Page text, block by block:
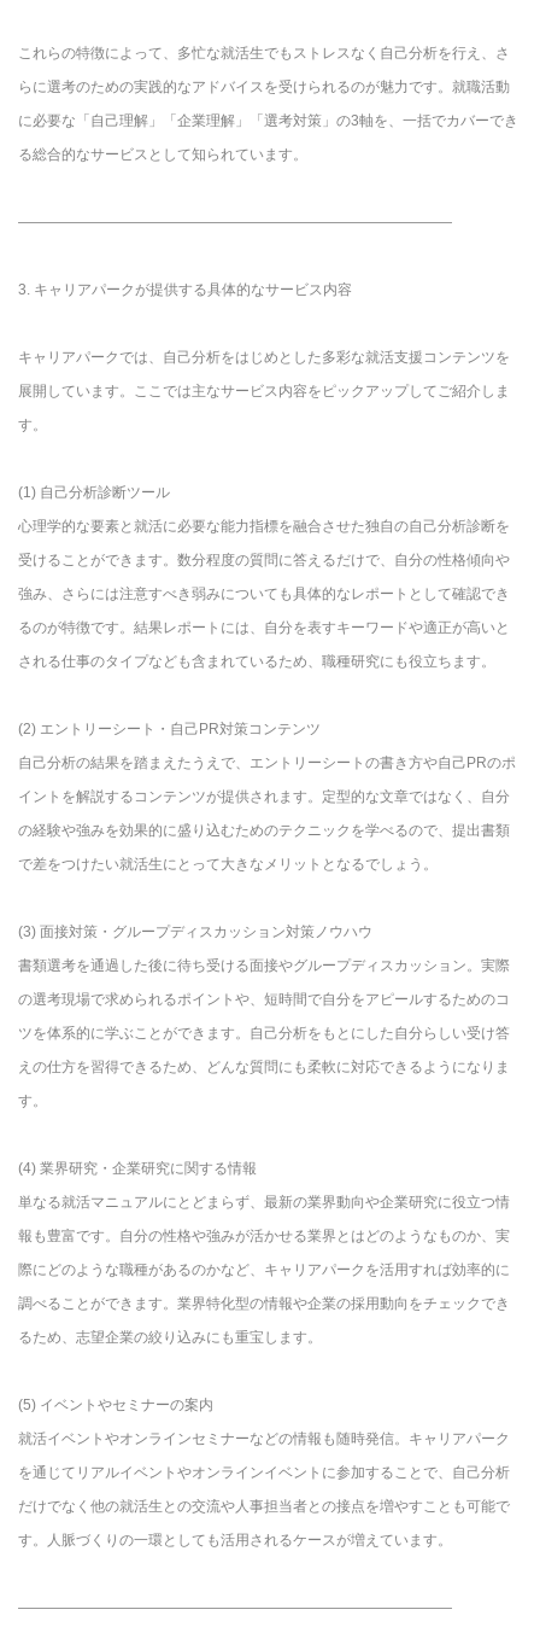
これらの特徴によって、多忙な就活生でもストレスなく自己分析を行え、さ
らに選考のための実践的なアドバイスを受けられるのが魅力です。就職活動
に必要な「自己理解」「企業理解」「選考対策」の3軸を、一括でカバーでき
る総合的なサービスとして知られています。
――――――――――――――――――――――――――――――
3. キャリアパークが提供する具体的なサービス内容
キャリアパークでは、自己分析をはじめとした多彩な就活支援コンテンツを
展開しています。ここでは主なサービス内容をピックアップしてご紹介しま
す。
(1) 自己分析診断ツール
心理学的な要素と就活に必要な能力指標を融合させた独自の自己分析診断を
受けることができます。数分程度の質問に答えるだけで、自分の性格傾向や
強み、さらには注意すべき弱みについても具体的なレポートとして確認でき
るのが特徴です。結果レポートには、自分を表すキーワードや適正が高いと
される仕事のタイプなども含まれているため、職種研究にも役立ちます。
(2) エントリーシート・自己PR対策コンテンツ
自己分析の結果を踏まえたうえで、エントリーシートの書き方や自己PRのポ
イントを解説するコンテンツが提供されます。定型的な文章ではなく、自分
の経験や強みを効果的に盛り込むためのテクニックを学べるので、提出書類
で差をつけたい就活生にとって大きなメリットとなるでしょう。
(3) 面接対策・グループディスカッション対策ノウハウ
書類選考を通過した後に待ち受ける面接やグループディスカッション。実際
の選考現場で求められるポイントや、短時間で自分をアピールするためのコ
ツを体系的に学ぶことができます。自己分析をもとにした自分らしい受け答
えの仕方を習得できるため、どんな質問にも柔軟に対応できるようになりま
す。
(4) 業界研究・企業研究に関する情報
単なる就活マニュアルにとどまらず、最新の業界動向や企業研究に役立つ情
報も豊富です。自分の性格や強みが活かせる業界とはどのようなものか、実
際にどのような職種があるのかなど、キャリアパークを活用すれば効率的に
調べることができます。業界特化型の情報や企業の採用動向をチェックでき
るため、志望企業の絞り込みにも重宝します。
(5) イベントやセミナーの案内
就活イベントやオンラインセミナーなどの情報も随時発信。キャリアパーク
を通じてリアルイベントやオンラインイベントに参加することで、自己分析
だけでなく他の就活生との交流や人事担当者との接点を増やすことも可能で
す。人脈づくりの一環としても活用されるケースが増えています。
――――――――――――――――――――――――――――――